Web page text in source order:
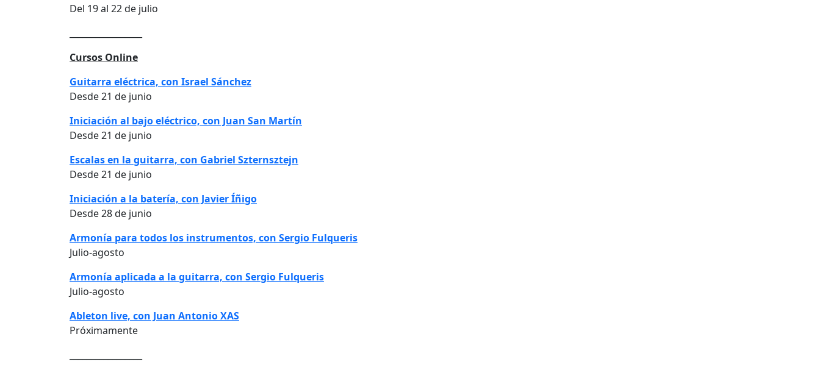
Del 19 al 22 de julio
Cursos Online
Guitarra eléctrica, con Israel Sánchez
Desde 21 de junio
Iniciación al bajo eléctrico, con Juan San Martín
Desde 21 de junio
Escalas en la guitarra, con Gabriel Szternsztejn
Desde 21 de junio
Iniciación a la batería, con Javier Íñigo
Desde 28 de junio
Armonía para todos los instrumentos, con Sergio Fulqueris
Julio-agosto
Armonía aplicada a la guitarra, con Sergio Fulqueris
Julio-agosto
Ableton live, con Juan Antonio XAS
Próximamente